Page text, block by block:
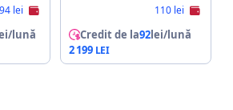
lei
lună
110 lei
Credit de la92lei/lună
2 199